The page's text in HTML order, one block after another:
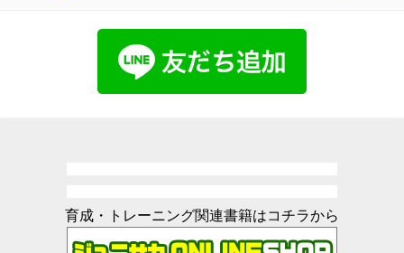
育成・トレーニング関連書籍はコチラから